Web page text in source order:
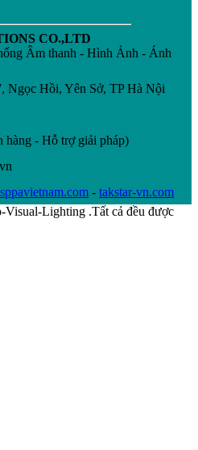
CO.,LTD
Âm thanh - Hình Ảnh - Ánh
Ngọc Hồi, Yên Sở, TP Hà Nội
hàng - Hỗ trợ giải pháp)
- takstar-vn.com
Lighting .Tất cả đều được